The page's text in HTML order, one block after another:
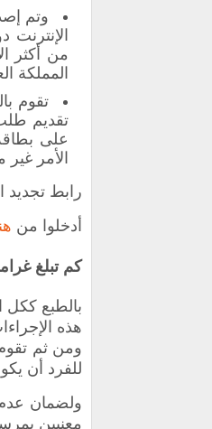
وتم
من أكثر
المملكة
تقوم
تقديم
على
الأمر
رابط تجديد
أدخلوا من
كم تبلغ
بالطبع ككل
هذه
ومن ثم
للفرد أن
ولضمان
معنيين